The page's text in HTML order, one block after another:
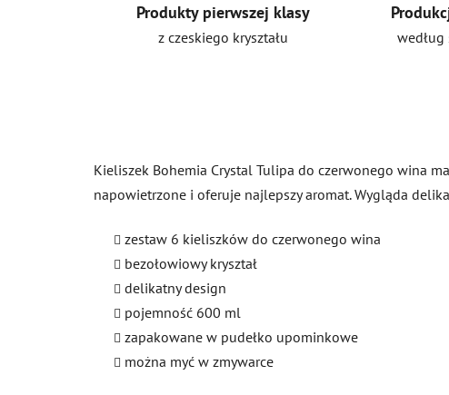
Produkty pierwszej klasy
z czeskiego kryształu
Kieliszek Bohemia Crystal Tulipa do czerwonego wina
napowietrzone i oferuje najlepszy aromat. Wygląda
zestaw 6 kieliszków do czerwonego wina
bezołowiowy kryształ
delikatny design
pojemność 600 ml
zapakowane w pudełko upominkowe
można myć w zmywarce